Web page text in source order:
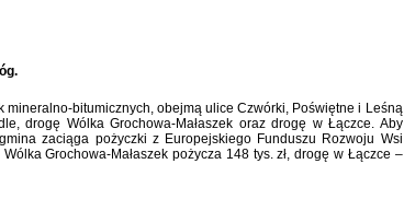
bitumicznych, obejmą ulice Czwórki, Poświętne i Leśną
drogę Wólka Grochowa-Małaszek oraz drogę w Łączce. Aby
zaciąga pożyczki z Europejskiego Funduszu Rozwoju Wsi
Grochowa-Małaszek pożycza 148 tys. zł, drogę w Łączce –